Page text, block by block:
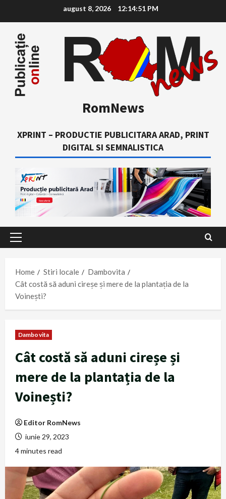
content
august 8, 2026 12:14:52 PM
RomNews
XPRINT – PRODUCTIE PUBLICITARA ARAD, PRINT
DIGITAL SI SEMNALISTICA
Primary
Home
Stiri locale
Dambovita
Cât costă să aduni cireșe și mere de la plantația de la
Voinești?
Dambovita
Cât costă să aduni cireșe și
mere de la plantația de la
Voinești?
Editor RomNews
iunie 29, 2023
4 minutes read